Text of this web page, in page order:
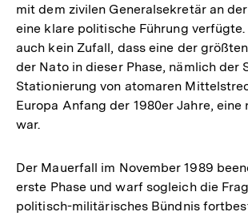
mit dem zivilen Generalsekretär an
eine klare politische Führung
auch kein Zufall, dass eine der
der Nato in dieser Phase, nämlich der
Stationierung von atomaren
Europa Anfang der 1980er Jahre, eine
war.
Der Mauerfall im November 1989
erste Phase und warf sogleich die
politisch-militärisches Bündnis